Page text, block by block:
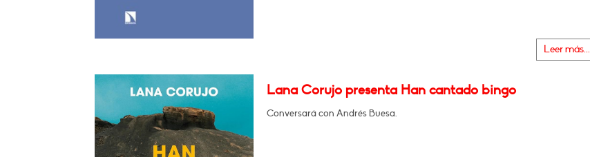
Leer más...
Lana Corujo presenta Han cantado bingo
Conversará con Andrés Buesa.